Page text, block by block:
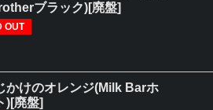
ブラック)[廃盤]
OUT
かけのオレンジ(Milk Barホ
)[廃盤]